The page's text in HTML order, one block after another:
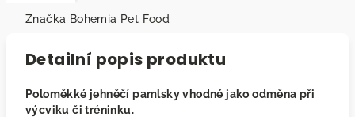
Značka Bohemia Pet Food
Detailní popis produktu
Poloměkké jehněčí pamlsky vhodné jako odměna při
výcviku či tréninku.